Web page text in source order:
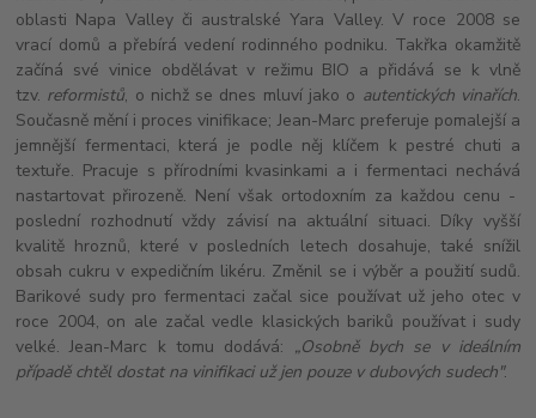
oblasti Napa Valley či australské Yara Valley. V roce 2008 se
vrací domů a přebírá vedení rodinného podniku. Takřka okamžitě
začíná své vinice obdělávat v režimu BIO a přidává se k vlně
tzv. reformistů, o nichž se dnes mluví jako o autentických vinařích.
Současně mění i proces vinifikace; Jean-Marc preferuje pomalejší a
jemnější fermentaci, která je podle něj klíčem k pestré chuti a
textuře. Pracuje s přírodními kvasinkami a i fermentaci nechává
nastartovat přirozeně. Není však ortodoxním za každou cenu -
poslední rozhodnutí vždy závisí na aktuální situaci. Díky vyšší
kvalitě hroznů, které v posledních letech dosahuje, také snížil
obsah cukru v expedičním likéru. Změnil se i výběr a použití sudů.
Barikové sudy pro fermentaci začal sice používat už jeho otec v
roce 2004, on ale začal vedle klasických bariků používat i sudy
velké. Jean-Marc k tomu dodává: „Osobně bych se v ideálním
případě chtěl dostat na vinifikaci už jen pouze v dubových sudech".